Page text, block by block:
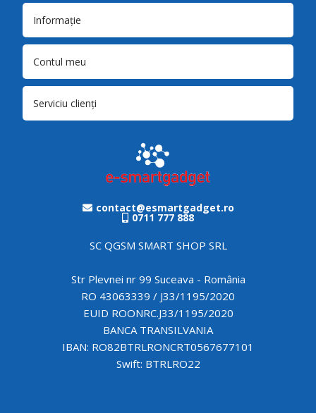
Informație
Contul meu
Serviciu clienți
contact@esmartgadget.ro
0711 777 888
SC QGSM SMART SHOP SRL
Str Plevnei nr 99 Suceava - România
RO 43063339 / J33/1195/2020
EUID ROONRC.J33/1195/2020
BANCA TRANSILVANIA
IBAN: RO82BTRLRONCRT0567677101
Swift: BTRLRO22